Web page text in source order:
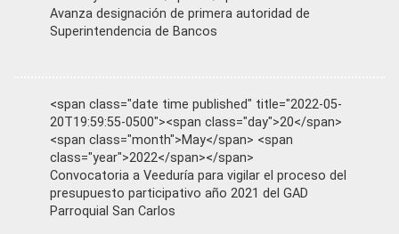
Avanza designación de primera autoridad de
Superintendencia de Bancos
<span class="date time published" title="2022-05-
20T19:59:55-0500"><span class="day">20</span>
<span class="month">May</span> <span
class="year">2022</span></span>
Convocatoria a Veeduría para vigilar el proceso del
presupuesto participativo año 2021 del GAD
Parroquial San Carlos